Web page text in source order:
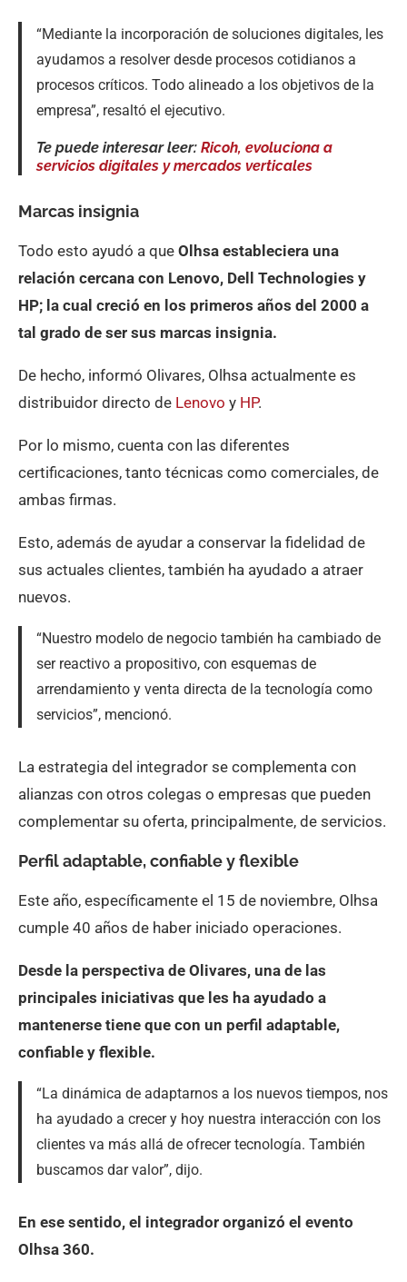
“Mediante la incorporación de soluciones digitales, les
ayudamos a resolver desde procesos cotidianos a
procesos críticos. Todo alineado a los objetivos de la
empresa”, resaltó el ejecutivo.
Te puede interesar leer: Ricoh, evoluciona a
servicios digitales y mercados verticales
Marcas insignia
Todo esto ayudó a que Olhsa estableciera una
relación cercana con Lenovo, Dell Technologies y
HP; la cual creció en los primeros años del 2000 a
tal grado de ser sus marcas insignia.
De hecho, informó Olivares, Olhsa actualmente es
distribuidor directo de Lenovo y HP.
Por lo mismo, cuenta con las diferentes
certificaciones, tanto técnicas como comerciales, de
ambas firmas.
Esto, además de ayudar a conservar la fidelidad de
sus actuales clientes, también ha ayudado a atraer
nuevos.
“Nuestro modelo de negocio también ha cambiado de
ser reactivo a propositivo, con esquemas de
arrendamiento y venta directa de la tecnología como
servicios”, mencionó.
La estrategia del integrador se complementa con
alianzas con otros colegas o empresas que pueden
complementar su oferta, principalmente, de servicios.
Perfil adaptable, confiable y flexible
Este año, específicamente el 15 de noviembre, Olhsa
cumple 40 años de haber iniciado operaciones.
Desde la perspectiva de Olivares, una de las
principales iniciativas que les ha ayudado a
mantenerse tiene que con un perfil adaptable,
confiable y flexible.
“La dinámica de adaptarnos a los nuevos tiempos, nos
ha ayudado a crecer y hoy nuestra interacción con los
clientes va más allá de ofrecer tecnología. También
buscamos dar valor”, dijo.
En ese sentido, el integrador organizó el evento
Olhsa 360.